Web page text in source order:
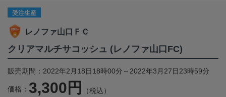
受注生産
レノファ山口ＦＣ
クリアマルチサコッシュ (レノファ山口FC)
販売期間：2022年2月18日18時00分～2022年3月27日23時59分
価格： 3,300円 （税込）